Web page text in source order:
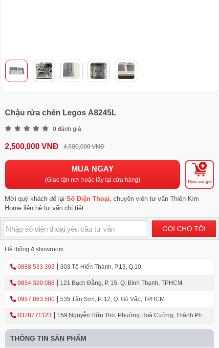
Chậu rửa chén Legos A8245L
0 đánh giá
2,500,000 VNĐ 4,600,000 VNĐ
MUA NGAY
(Giao tận nơi hoặc lấy tại cửa hàng) Thêm vào giỏ
Mời quý khách để lại Số Điện Thoại, chuyên viên tư vấn Thiên Kim
Home liên hệ tư vấn chi tiết
GỌI CHO TÔI
Hệ thống 4 showroom
0888 533 303 303 Tô Hiến Thành, P.13, Q.10
0854 320 088 121 Bạch Đằng, P. 15, Q. Bình Thạnh, TPHCM
0987 863 580 535 Tân Sơn, P. 12, Q. Gò Vấp, TPHCM
0378771123
159 Nguyễn Hữu Thọ, Phường Hoà Cường, Thành Phố
THÔNG TIN SẢN PHẨM